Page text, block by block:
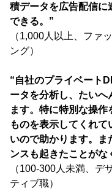
積データを広告配信に
できる。”
（1,000人以上、ファ
ング）
“自社のプライベート
ータを分析し、たい
ます。特に特別な操
ものを表示してくれ
いので助かります。
ンスも起きたことがな
（100-300人未満、デ
ティブ職）